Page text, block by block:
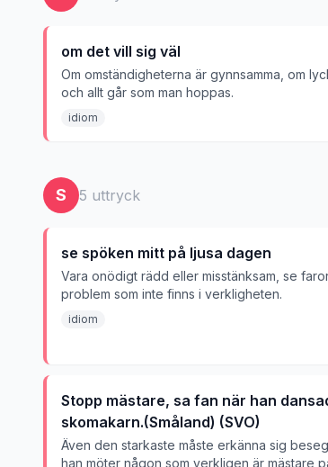
om det vill sig väl
Om omständigheterna är gynnsamma, om
och allt går som man hoppas.
idiom
S 5 uttryck
se spöken mitt på ljusa dagen
Vara onödigt rädd eller misstänksam, se
problem som inte finns i verkligheten.
idiom
Stopp mästare, sa fan när han
skomakarn.(Småland) (SVO)
Även den starkaste måste erkänna sig
han möter någon som verkligen är mästare